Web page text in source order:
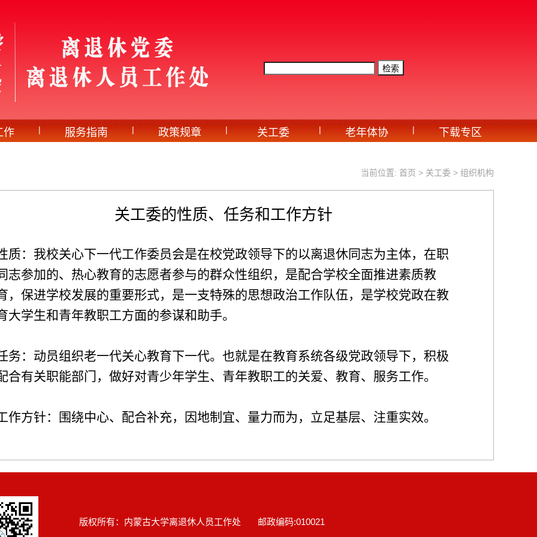
作 | 服务指南 | 政策规章 | 关工委 | 老年体协 | 下载专区
当前位置: 首页 > 关工委 > 组织机构
​关工委的性质、任务和工作方针
质：我校关心下一代工作委员会是在校党政领导下的以离退休同志为主体，在职
志参加的、热心教育的志愿者参与的群众性组织，是配合学校全面推进素质教
，保进学校发展的重要形式，是一支特殊的思想政治工作队伍，是学校党政在教
大学生和青年教职工方面的参谋和助手。
务：动员组织老一代关心教育下一代。也就是在教育系统各级党政领导下，积极
合有关职能部门，做好对青少年学生、青年教职工的关爱、教育、服务工作。
作方针：围绕中心、配合补充，因地制宜、量力而为，立足基层、注重实效。
版权所有：内蒙古大学离退休人员工作处 邮政编码:010021